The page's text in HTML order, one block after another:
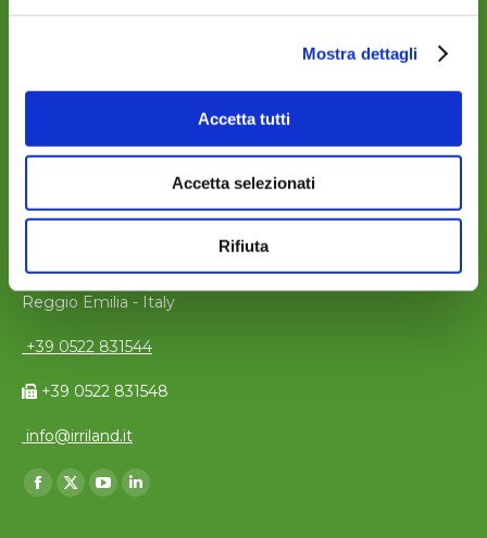
Mostra dettagli
Accetta tutti
Accetta selezionati
Rifiuta
KONTAKTE
Via P. Togliatti, 4 - Guastalla 42016
Reggio Emilia - Italy
+39 0522 831544
+39 0522 831548
info@irriland.it
Finden Sie uns auf:
Facebook
X
YouTubeLinkedin